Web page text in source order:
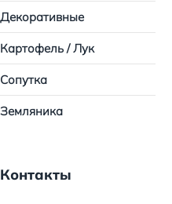
Декоративные
Картофель / Лук
Сопутка
Земляника
Контакты